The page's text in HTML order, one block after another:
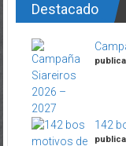
Destacado
142